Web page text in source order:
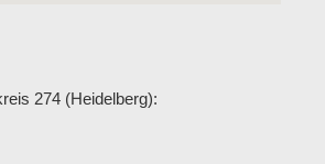
274 (Heidelberg):